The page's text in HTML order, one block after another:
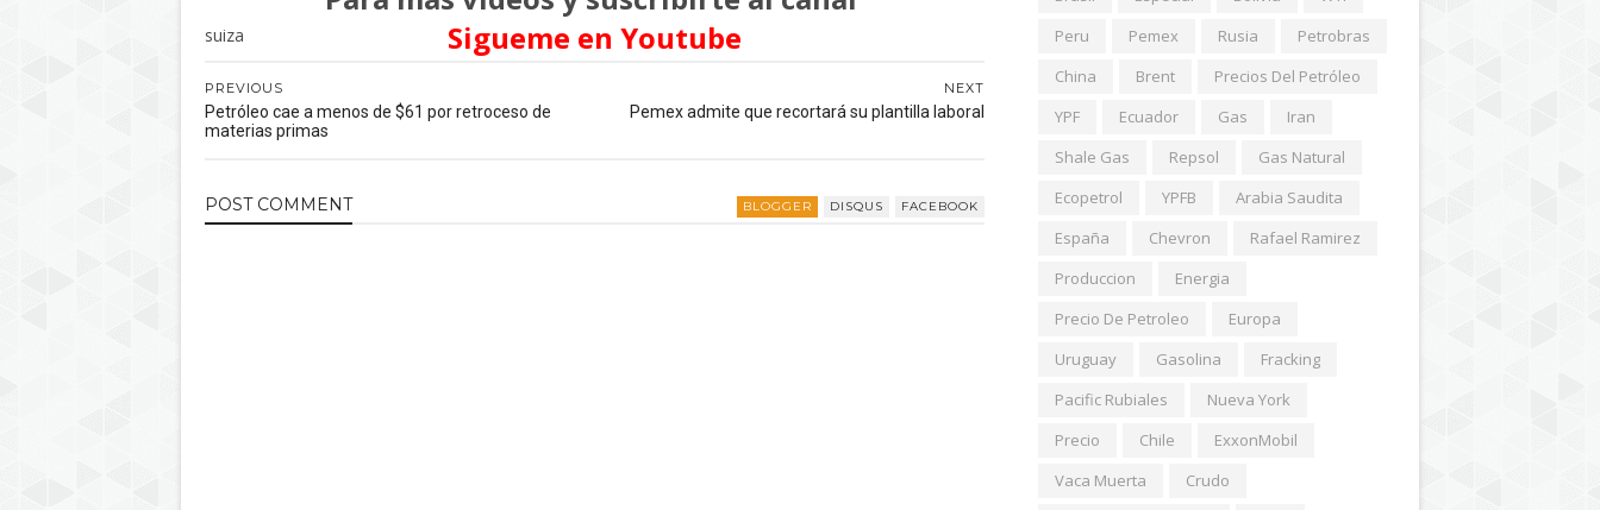
Sigueme en Youtube
suiza
NEXT
Pemex admite que recortará su plantilla laboral
PREVIOUS
Petróleo cae a menos de $61 por retroceso de
materias primas
POST COMMENT BLOGGER DISQUS FACEBOOK
Peru
Pemex Rusia
Petrobras
China
Brent
Precios Del Petróleo
YPF
Ecuador Gas
Iran
Shale Gas
Repsol
Gas Natural
Ecopetrol
YPFB
Arabia Saudita
España
Chevron
Rafael Ramirez
Produccion
Energia
Precio De Petroleo
Europa
Uruguay
Gasolina
Fracking
Pacific Rubiales
Nueva York
Precio
Chile
ExxonMobil
Vaca Muerta
Crudo